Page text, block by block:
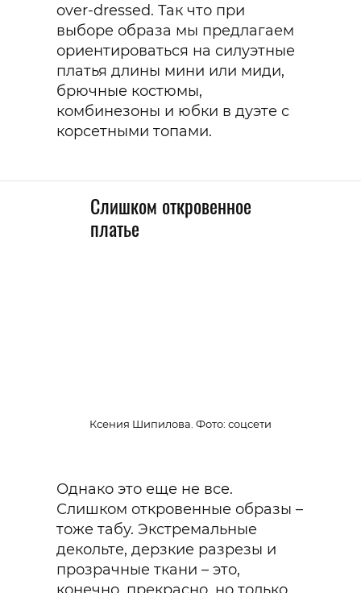
over-dressed. Так что при
выборе образа мы предлагаем
ориентироваться на силуэтные
платья длины мини или миди,
брючные костюмы,
комбинезоны и юбки в дуэте с
корсетными топами.
Слишком откровенное
платье
Ксения Шипилова. Фото: соцсети
Однако это еще не все.
Слишком откровенные образы –
тоже табу. Экстремальные
декольте, дерзкие разрезы и
прозрачные ткани – это,
конечно, прекрасно, но только